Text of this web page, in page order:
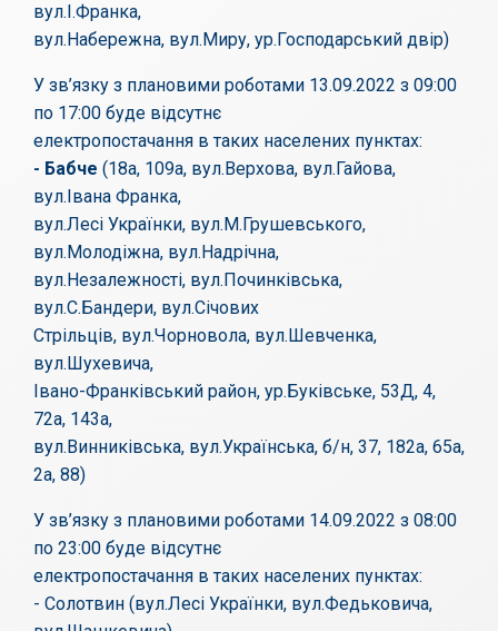
вул.І.Франка,
вул.Набережна, вул.Миру, ур.Господарський двір)
У зв’язку з плановими роботами 13.09.2022 з 09:00
по 17:00 буде відсутнє
електропостачання в таких населених пунктах:
- Бабче (18а, 109а, вул.Верхова, вул.Гайова,
вул.Івана Франка,
вул.Лесі Українки, вул.М.Грушевського,
вул.Молодіжна, вул.Надрічна,
вул.Незалежності, вул.Починківська,
вул.С.Бандери, вул.Січових
Стрільців, вул.Чорновола, вул.Шевченка,
вул.Шухевича,
Івано-Франківський район, ур.Буківське, 53Д, 4,
72а, 143а,
вул.Винниківська, вул.Українська, б/н, 37, 182а, 65а,
2а, 88)
У зв’язку з плановими роботами 14.09.2022 з 08:00
по 23:00 буде відсутнє
електропостачання в таких населених пунктах:
- Солотвин (вул.Лесі Українки, вул.Федьковича,